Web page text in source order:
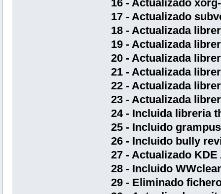
16 - Actualizado
17 - Actualizado
18 - Actualizada
19 - Actualizada
20 - Actualizada
21 - Actualizada
22 - Actualizada
23 - Actualizada
24 - Incluida libreria
25 - Incluido grampus
26 - Incluido bully
27 - Actualizado KDE
28 - Incluido
29 - Eliminado